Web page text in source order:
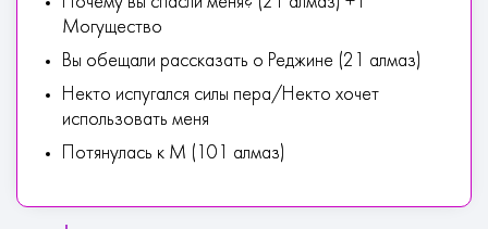
Могущество
Вы обещали рассказать о Реджине (21 алмаз)
Некто испугался силы пера/Некто хочет
использовать меня
Потянулась к М (101 алмаз)